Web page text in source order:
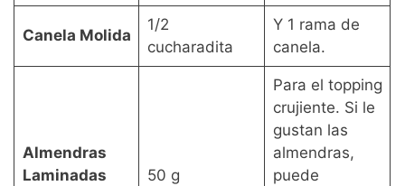
Canela Molida
1/2
cucharadita
Y 1 rama de
canela.
Almendras
Laminadas
50 g
Para el topping
crujiente. Si le
gustan las
almendras,
puede